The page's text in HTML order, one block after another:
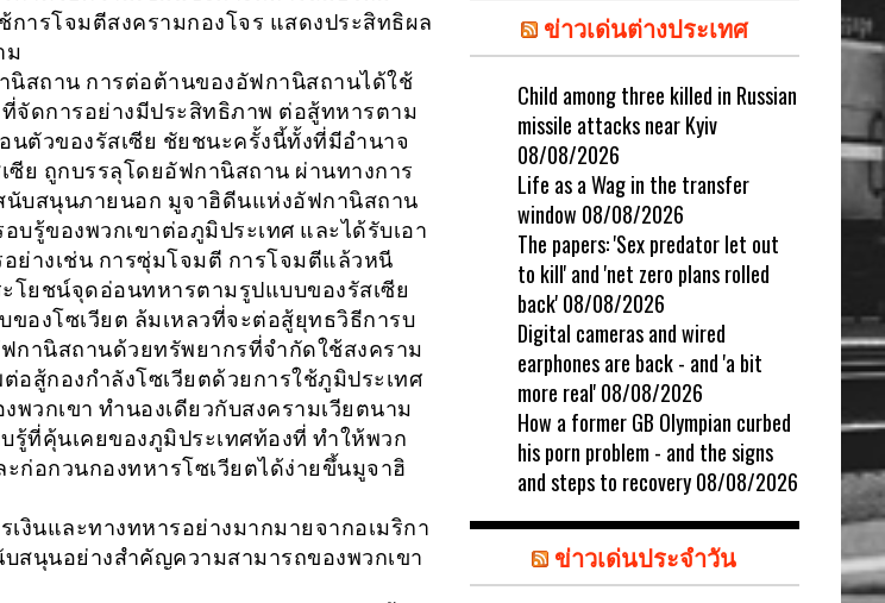
การโจมตีสงครามกองโจร แสดงประสิทธิผล
ม
นิสถาน การต่อต้านของอัฟกานิสถานได้ใช้
จัดการอย่างมีประสิทธิภาพ ต่อสู้ทหารตาม
นตัวของรัสเซีย ชัยชนะครั้งนี้ทั้งที่มีอำนาจ
ซีย ถูกบรรลุโดยอัฟกานิสถาน ผ่านทางการ
นับสนุนภายนอก มูจาฮิดีนแห่งอัฟกานิสถาน
บรู้ของพวกเขาต่อภูมิประเทศ และได้รับเอา
ย่างเช่น การซุ่มโจมตี การโจมตีแล้วหนี
โยชน์จุดอ่อนทหารตามรูปแบบของรัสเซีย
องโซเวียต ล้มเหลวที่จะต่อสู้ยุทธวิธีการบ
กานิสถานด้วยทรัพยากรที่จำกัดใช้สงคราม
อสู้กองกำลังโซเวียตด้วยการใช้ภูมิประเทศ
พวกเขา ทำนองเดียวกับสงครามเวียตนาม
ที่คุ้นเคยของภูมิประเทศท้องที่ ทำให้พวก
ก่อกวนกองทหารโซเวียตได้ง่ายขึ้นมูจาฮิ
เงินและทางทหารอย่างมากมายจากอเมริกา
สนุนอย่างสำคัญความสามารถของพวกเขา
ข่าวเด่นต่างประเทศ
Child among three killed in Russian
missile attacks near Kyiv
08/08/2026
Life as a Wag in the transfer
window 08/08/2026
The papers: 'Sex predator let out
to kill' and 'net zero plans rolled
back' 08/08/2026
Digital cameras and wired
earphones are back - and 'a bit
more real' 08/08/2026
How a former GB Olympian curbed
his porn problem - and the signs
and steps to recovery 08/08/2026
ข่าวเด่นประจำวัน